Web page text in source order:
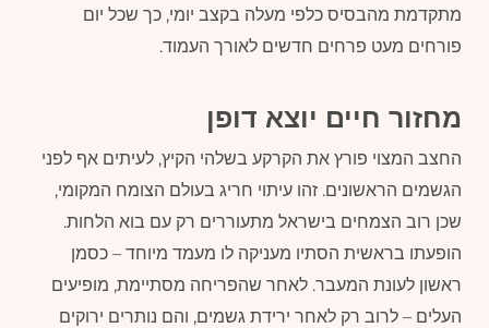
מתקדמת מהבסיס כלפי מעלה בקצב יומי, כך שכל יום
פורחים מעט פרחים חדשים לאורך העמוד.
מחזור חיים יוצא דופן
החצב המצוי פורץ את הקרקע בשלהי הקיץ, לעיתים אף לפני
הגשמים הראשונים. זהו עיתוי חריג בעולם הצומח המקומי,
שכן רוב הצמחים בישראל מתעוררים רק עם בוא הלחות.
הופעתו בראשית הסתיו מעניקה לו מעמד מיוחד – כסמן
ראשון לעונת המעבר. לאחר שהפריחה מסתיימת, מופיעים
העלים – לרוב רק לאחר ירידת גשמים, והם נותרים ירוקים